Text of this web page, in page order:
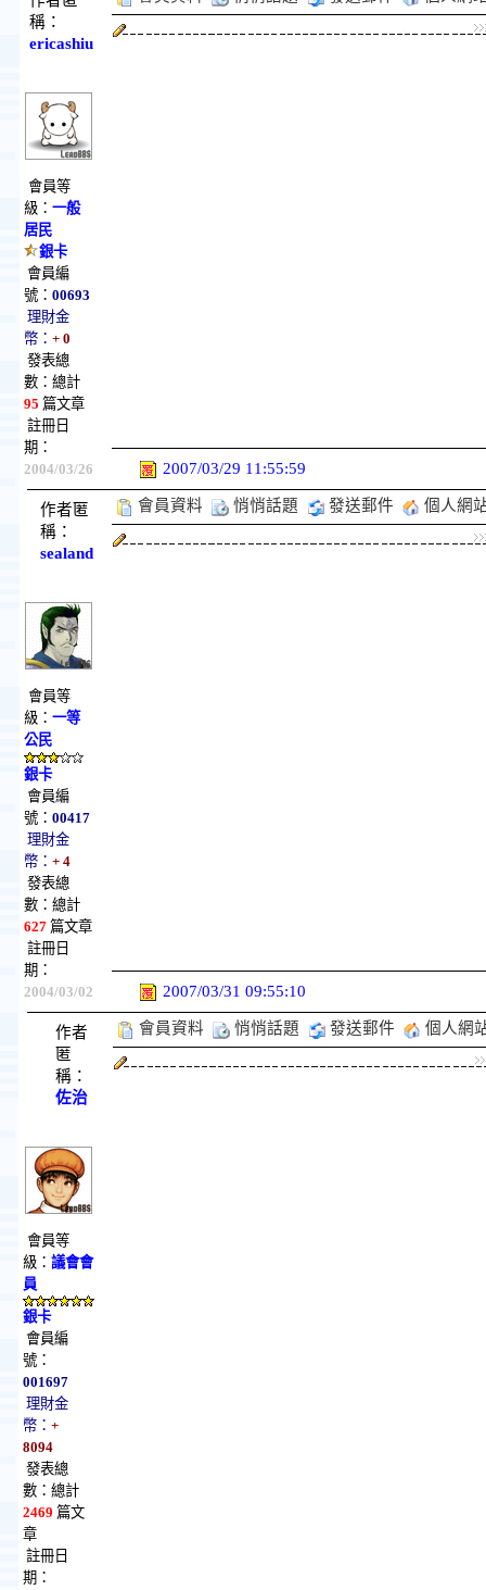
稱：
ericashiu
會員等
級： 一般
居民
銀卡
會員編
號： 00693
理財金
幣： + 0
發表總
數：總計
95 篇文章
註冊日
期：
2004/03/26
2007/03/29 11:55:59
作者匿
稱：
sealand
會員等
級： 一等
公民
銀卡
會員編
號： 00417
理財金
幣： + 4
發表總
數：總計
627 篇文章
註冊日
期：
2004/03/02
會員資料 悄悄話題 發送郵件 個人網
2007/03/31 09:55:10
作者
匿
稱：
佐治
會員等
級： 議會會
員
銀卡
會員編
號：
001697
理財金
幣： +
8094
發表總
數：總計
2469 篇文
章
註冊日
期：
會員資料 悄悄話題 發送郵件 個人網